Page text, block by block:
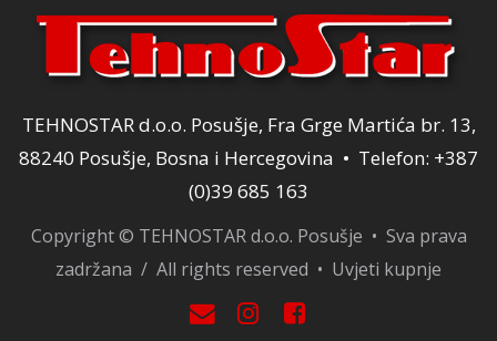
TEHNOSTAR d.o.o. Posušje, Fra Grge Martića br. 13,
88240 Posušje, Bosna i Hercegovina • Telefon: +387
(0)39 685 163
Copyright © TEHNOSTAR d.o.o. Posušje • Sva prava
zadržana / All rights reserved • Uvjeti kupnje